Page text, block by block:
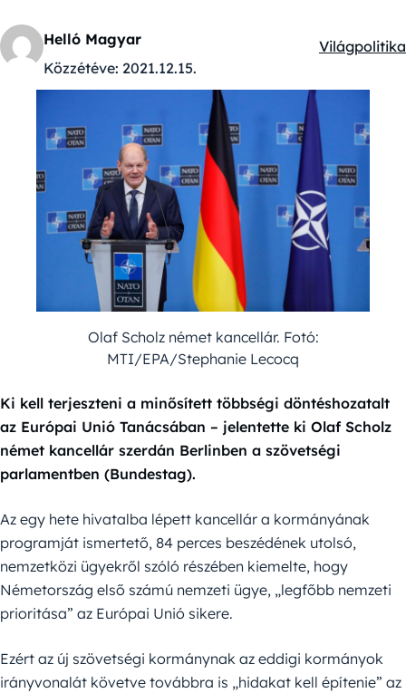
Helló Magyar
Közzétéve: 2021.12.15.
Kategóriák:
Világpolitika
Olaf Scholz német kancellár. Fotó:
MTI/EPA/Stephanie Lecocq
Ki kell terjeszteni a minősített többségi döntéshozatalt
az Európai Unió Tanácsában – jelentette ki Olaf Scholz
német kancellár szerdán Berlinben a szövetségi
parlamentben (Bundestag).
Az egy hete hivatalba lépett kancellár a kormányának
programját ismertető, 84 perces beszédének utolsó,
nemzetközi ügyekről szóló részében kiemelte, hogy
Németország első számú nemzeti ügye, „legfőbb nemzeti
prioritása” az Európai Unió sikere.
Ezért az új szövetségi kormánynak az eddigi kormányok
irányvonalát követve továbbra is „hidakat kell építenie” az